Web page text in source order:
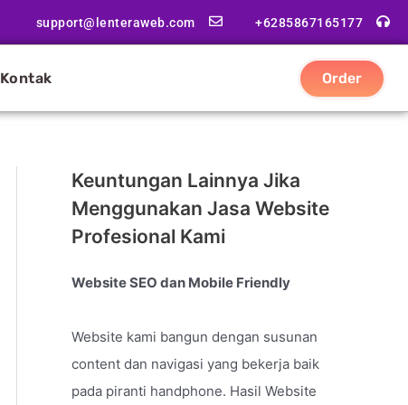
support@lenteraweb.com +6285867165177
Kontak Order
Keuntungan Lainnya Jika
Menggunakan Jasa Website
Profesional Kami
Website SEO dan Mobile Friendly
Website kami bangun dengan susunan
content dan navigasi yang bekerja baik
pada piranti handphone. Hasil Website